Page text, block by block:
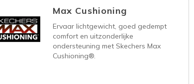
Max Cushioning
Ervaar lichtgewicht, goed gedempt
comfort en uitzonderlijke
ondersteuning met Skechers Max
Cushioning®.